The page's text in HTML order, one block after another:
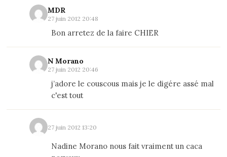
MDR
27 juin 2012 20:48
Bon arretez de la faire CHIER
N Morano
27 juin 2012 20:46
j’adore le couscous mais je le digére assé mal
c'est tout
27 juin 2012 13:20
Nadine Morano nous fait vraiment un caca